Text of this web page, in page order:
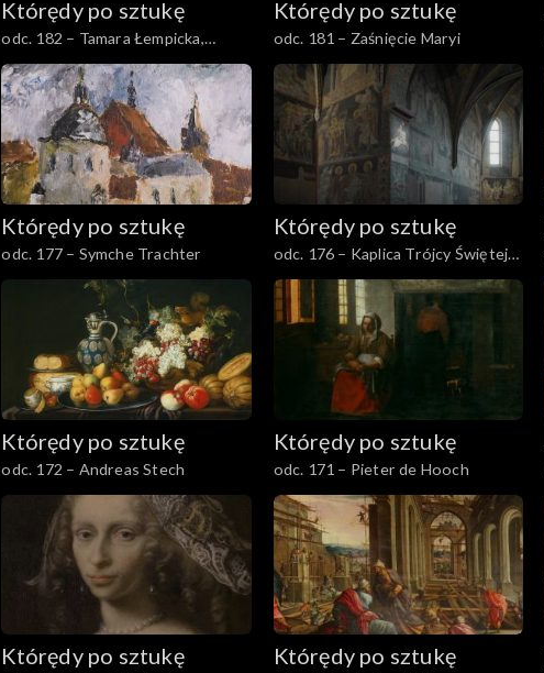
Którędy po sztukę
odc. 182 – Tamara Łempicka,
„Holenderka II”
Którędy po sztukę
odc. 181 – Zaśnięcie Maryi
Którędy po sztukę
odc. 177 – Symche Trachter
Którędy po sztukę
odc. 176 – Kaplica Trójcy Świętej
w Lublinie
Którędy po sztukę
odc. 172 – Andreas Stech
Którędy po sztukę
odc. 171 – Pieter de Hooch
Którędy po sztukę Którędy po sztukę